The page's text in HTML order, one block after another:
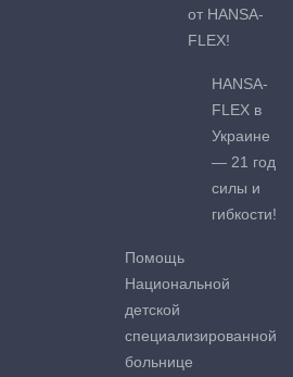
от HANSA-
FLEX!
HANSA-
FLEX в
Украине
— 21 год
силы и
гибкости!
Помощь
Национальной
детской
специализированной
больнице